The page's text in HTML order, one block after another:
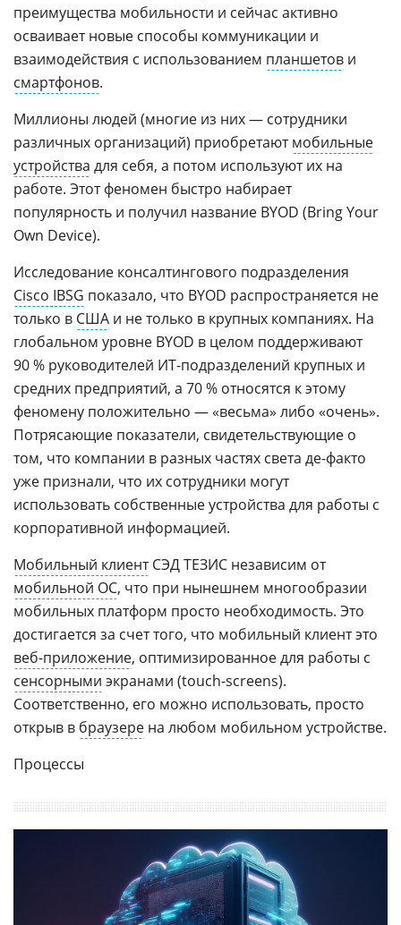
преимущества мобильности и сейчас активно
осваивает новые способы коммуникации и
взаимодействия с использованием планшетов и
смартфонов.
Миллионы людей (многие из них — сотрудники
различных организаций) приобретаютмобильные
устройства для себя, а потом используют их на
работе. Этот феномен быстро набирает
популярность и получил название BYOD (Bring Your
Own Device).
Исследование консалтингового подразделения
Cisco IBSG показало, что BYOD распространяется не
только в США и не только в крупных компаниях. На
глобальном уровне BYOD в целом поддерживают
90 % руководителей ИТ-подразделений крупных и
средних предприятий, а 70 % относятся к этому
феномену положительно — «весьма» либо «очень».
Потрясающие показатели, свидетельствующие о
том, что компании в разных частях света де-факто
уже признали, что их сотрудники могут
использовать собственные устройства для работы с
корпоративной информацией.
Мобильный клиентСЭД ТЕЗИС независим от
мобильной ОС, что при нынешнем многообразии
мобильных платформ просто необходимость. Это
достигается за счет того, что мобильный клиент это
веб-приложение, оптимизированное для работы с
сенсорными экранами (touch-screens).
Соответственно, его можно использовать, просто
открыв в браузере на любом мобильном устройстве.
Процессы